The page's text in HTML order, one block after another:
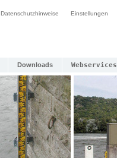
Datenschutzhinweise Einstellungen
Downloads Webservices